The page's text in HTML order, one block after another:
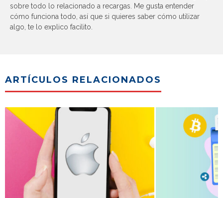
sobre todo lo relacionado a recargas. Me gusta entender
cómo funciona todo, así que si quieres saber cómo utilizar
algo, te lo explico facilito.
ARTÍCULOS RELACIONADOS